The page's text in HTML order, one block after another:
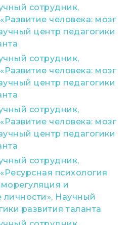
сотрудник,
человека: мозг
центр педагогики
сотрудник,
человека: мозг
центр педагогики
сотрудник,
человека: мозг
центр педагогики
сотрудник,
психология
и
личности», Научный
развития таланта